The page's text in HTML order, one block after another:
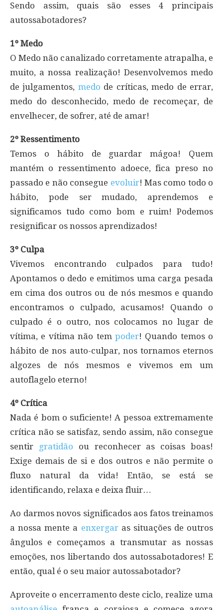
Sendo assim, quais são esses 4 principais
autossabotadores?
1º Medo
O Medo não canalizado corretamente atrapalha, e
muito, a nossa realização! Desenvolvemos medo
de julgamentos, medo de críticas, medo de errar,
medo do desconhecido, medo de recomeçar, de
envelhecer, de sofrer, até de amar!
2º Ressentimento
Temos o hábito de guardar mágoa! Quem
mantém o ressentimento adoece, fica preso no
passado e não consegue evoluir! Mas como todo o
hábito, pode ser mudado, aprendemos e
significamos tudo como bom e ruim! Podemos
resignificar os nossos aprendizados!
3º Culpa
Vivemos encontrando culpados para tudo!
Apontamos o dedo e emitimos uma carga pesada
em cima dos outros ou de nós mesmos e quando
encontramos o culpado, acusamos! Quando o
culpado é o outro, nos colocamos no lugar de
vítima, e vítima não tem poder! Quando temos o
hábito de nos auto-culpar, nos tornamos eternos
algozes de nós mesmos e vivemos em um
autoflagelo eterno!
4º Crítica
Nada é bom o suficiente! A pessoa extremamente
crítica não se satisfaz, sendo assim, não consegue
sentir
gratidão ou reconhecer as coisas boas!
Exige demais de si e dos outros e não permite o
fluxo natural da vida! Então, se está se
identificando, relaxa e deixa fluir…
Ao darmos novos significados aos fatos treinamos
a nossa mente a enxergaras situações de outros
ângulos e começamos a transmutar as nossas
emoções, nos libertando dos autossabotadores! E
então, qual é o seu maior autossabotador?
Aproveite o encerramento deste ciclo, realize uma